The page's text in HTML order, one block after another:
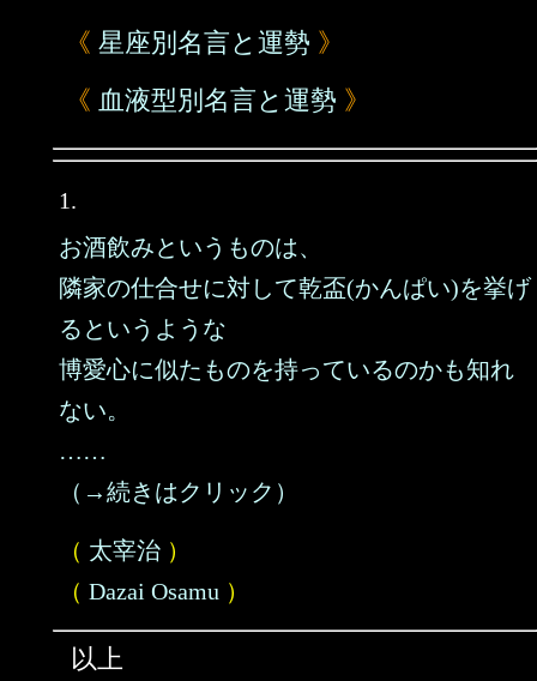
《 星座別名言と運勢 》
《 血液型別名言と運勢 》
1.
お酒飲みというものは、
隣家の仕合せに対して乾盃(かんぱい)を挙げ
るというような
博愛心に似たものを持っているのかも知れ
ない。
……
（→続きはクリック）
（ 太宰治 ）
（ Dazai Osamu ）
以上